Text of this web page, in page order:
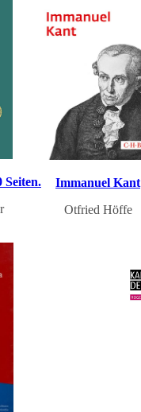
Seiten.
Immanuel Kant
Otfried Höffe